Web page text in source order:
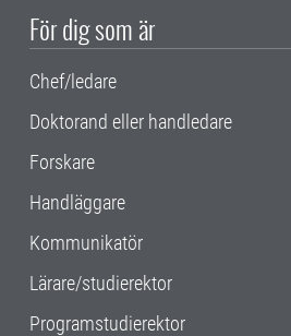
För dig som är
Chef/ledare
Doktorand eller handledare
Forskare
Handläggare
Kommunikatör
Lärare/studierektor
Programstudierektor